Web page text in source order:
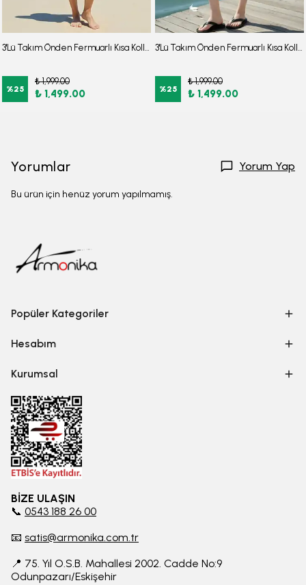
3'Lü Takım Önden Fermuarlı Kısa Kollu Diz Altı Taytlı Burkini Su İtici Kumaş Yarı Tesettür Mayo D52
%25
₺ 1,999.00
₺ 1,499.00
3'Lü Takım Önden Fermuarlı Kısa Kollu Diz Altı Taytlı Burkini Su İtici Kumaş Yarı Tesettür Mayo D47
%25
₺ 1,999.00
₺ 1,499.00
Yorumlar Yorum Yap
Bu ürün için henüz yorum yapılmamış.
Popüler Kategoriler
Hesabım
Kurumsal
BİZE ULAŞIN
📞 0543 188 26 00
📧 satis@armonika.com.tr
📍 75. Yıl O.S.B. Mahallesi 2002. Cadde No:9
Odunpazarı/Eskişehir